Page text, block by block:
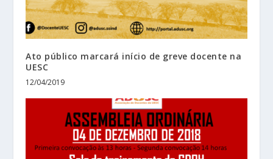
Ato público marcará início de greve docente na
UESC
12/04/2019